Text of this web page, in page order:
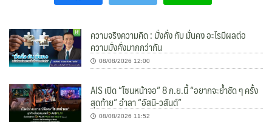
ความจริงความคิด : มั่งคั่ง กับ มั่นคง อะไรมีผลต่อ
ความมั่งคั่งมากกว่ากัน
08/08/2026 12:00
AIS เปิด “โซนหน้าจอ” 8 ก.ย.นี้ “อยากจะย้ำชัด ๆ ครั้ง
สุดท้าย” อำลา “อัสนี-วสันต์”
08/08/2026 11:52